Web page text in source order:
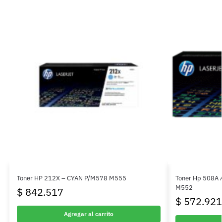
Toner HP 212X – CYAN P/M578 M555
$ 842.517
Agregar al carrito
Toner Hp
M552
$ 572.921